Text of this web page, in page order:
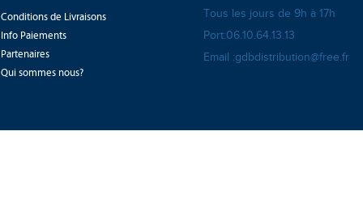
Conditions de Livraisons
Info Paiements
Partenaires
Qui sommes nous?
Tous les jours de 9h à 17h
Port:06.10.64.13.13
Email :gdbdistribution@free.fr